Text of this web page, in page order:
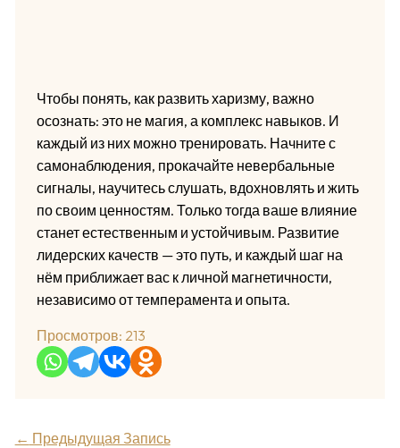
Чтобы понять, как развить харизму, важно
осознать: это не магия, а комплекс навыков. И
каждый из них можно тренировать. Начните с
самонаблюдения, прокачайте невербальные
сигналы, научитесь слушать, вдохновлять и жить
по своим ценностям. Только тогда ваше влияние
станет естественным и устойчивым. Развитие
лидерских качеств — это путь, и каждый шаг на
нём приближает вас к личной магнетичности,
независимо от темперамента и опыта.
Просмотров: 213
← Предыдущая Запись